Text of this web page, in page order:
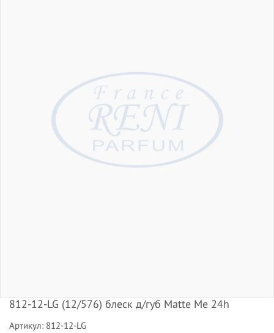
812-12-LG (12/576) блеск д/губ Matte Me 24h
Артикул: 812-12-LG